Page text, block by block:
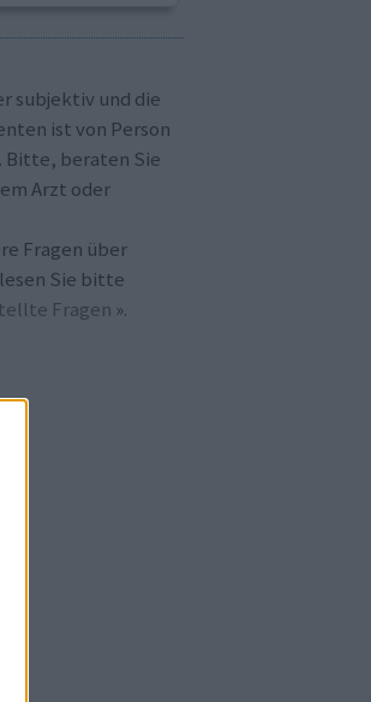
subjektiv und die
ist von Person
Bitte, beraten Sie
Arzt oder
Fragen über
Sie bitte
Fragen ».